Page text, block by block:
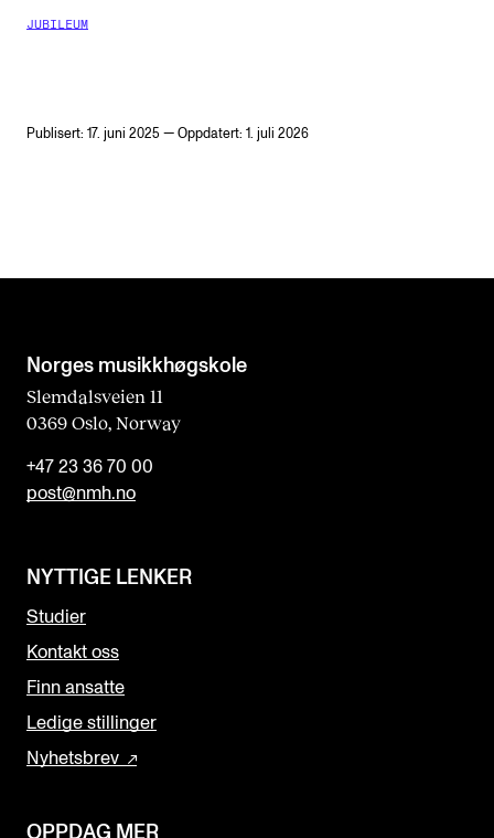
JUBILEUM
Publisert: 17. juni 2025 — Oppdatert: 1. juli 2026
Norges musikk­høgskole
Slemdalsveien 11
0369 Oslo, Norway
+47 23 36 70 00
post@nmh.no
NYTTIGE LENKER
Studier
Kontakt oss
Finn ansatte
Ledige stillinger
Nyhetsbrev
OPPDAG MER